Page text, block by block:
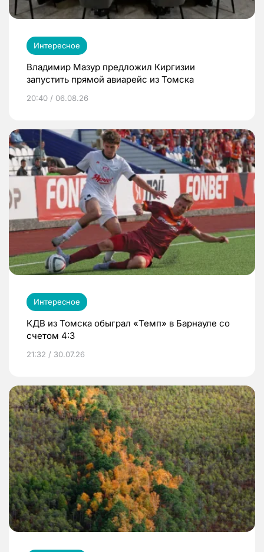
Интересное
Владимир Мазур предложил Киргизии
запустить прямой авиарейс из Томска
20:40 / 06.08.26
Интересное
КДВ из Томска обыграл «Темп» в Барнауле со
счетом 4:3
21:32 / 30.07.26